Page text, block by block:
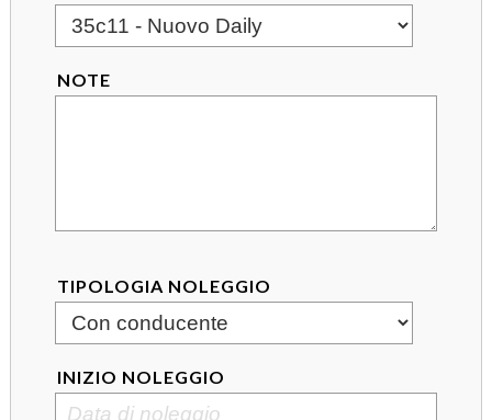
NOTE
TIPOLOGIA NOLEGGIO
INIZIO NOLEGGIO